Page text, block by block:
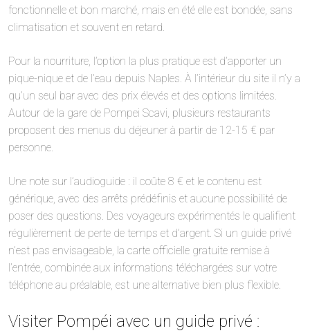
fonctionnelle et bon marché, mais en été elle est bondée, sans
climatisation et souvent en retard.
Pour la nourriture, l’option la plus pratique est d’apporter un
pique-nique et de l’eau depuis Naples. À l’intérieur du site il n’y a
qu’un seul bar avec des prix élevés et des options limitées.
Autour de la gare de Pompei Scavi, plusieurs restaurants
proposent des menus du déjeuner à partir de 12-15 € par
personne.
Une note sur l’audioguide : il coûte 8 € et le contenu est
générique, avec des arrêts prédéfinis et aucune possibilité de
poser des questions. Des voyageurs expérimentés le qualifient
régulièrement de perte de temps et d’argent. Si un guide privé
n’est pas envisageable, la carte officielle gratuite remise à
l’entrée, combinée aux informations téléchargées sur votre
téléphone au préalable, est une alternative bien plus flexible.
Visiter Pompéi avec un guide privé :